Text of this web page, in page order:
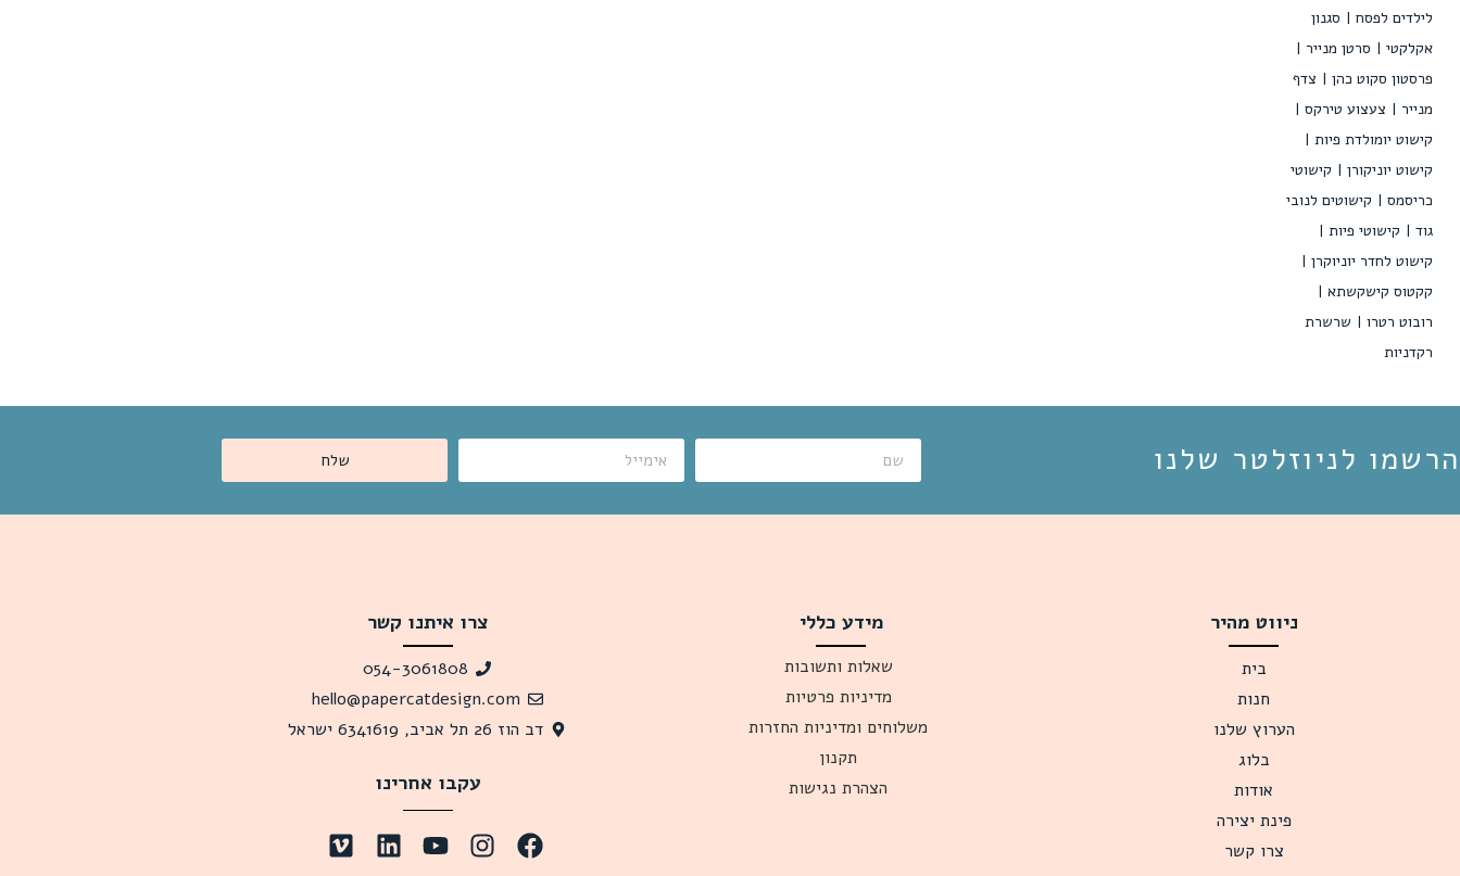
לילדים לפסח
סגנון
אקלקטי
סרטן מנייר
פרסטון סקוט כהן
צדף
מנייר
צעצוע טירקס
קישוט יומולדת פיות
קישוט יוניקורן
קישוטי
כריסמס
קישוטים לנובי
גוד
קישוטי פיות
קישוט לחדר יוניוקרן
קקטוס קישקשתא
רובוט רטרו
שרשרת
רקדניות
הרשמו לניוזלטר שלנו שלח
ניווט מהיר
בית
חנות
הערוץ שלנו
בלוג
אודות
פינת יצירה
צרו קשר
מידע כללי
שאלות ותשובות
מדיניות פרטיות
משלוחים ומדיניות החזרות
תקנון
הצהרת נגישות
צרו איתנו קשר
054-3061808
hello@papercatdesign.com
דב הוז 26 תל אביב, 6341619 ישראל
עקבו אחרינו